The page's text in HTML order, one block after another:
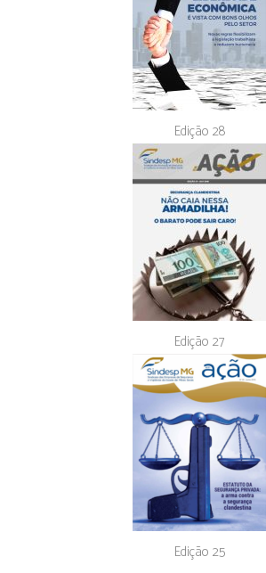
Edição 28
Edição 27
Edição 25